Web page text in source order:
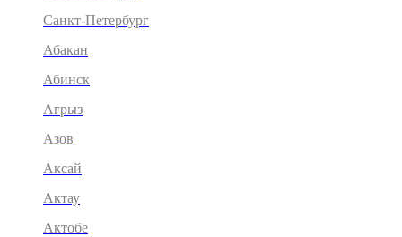
Санкт-Петербург
Абакан
Абинск
Агрыз
Азов
Аксай
Актау
Актобе